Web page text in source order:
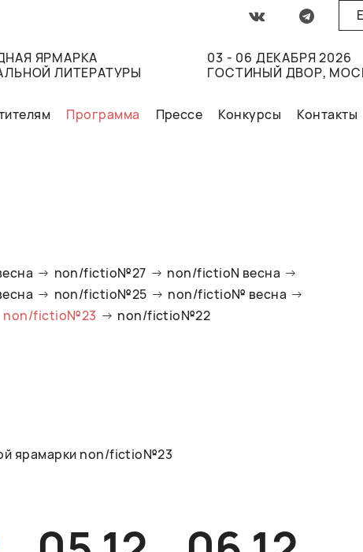
ЯРМАРКА
ЛИТЕРАТУРЫ
03 - 06 ДЕКАБРЯ 2026
ГОСТИНЫЙ ДВОР,
Программа Прессе Конкурсы Контакты
non/fictio№27
non/fictioN весна
non/fictio№25
non/fictio№ весна
non/fictio№23 non/fictio№22
ярамарки non/fictio№23